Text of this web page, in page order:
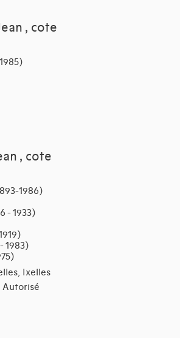
, cote
, cote
1986)
- 1933)
1983)
Ixelles
Autorisé